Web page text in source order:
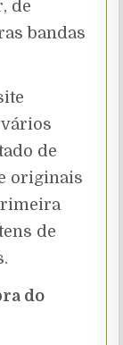
de
bandas
de
originais
de
do